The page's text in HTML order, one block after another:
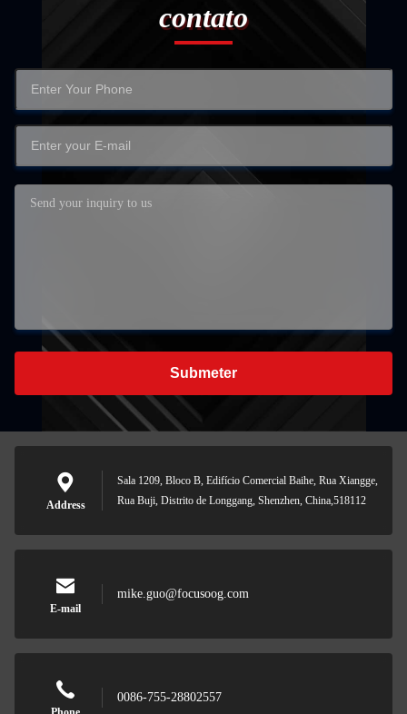
contato
Submeter
Address
Sala 1209, Bloco B, Edifício Comercial Baihe, Rua Xiangge,
Rua Buji, Distrito de Longgang, Shenzhen, China,518112
E-mail
mike.guo@focusoog.com
0086-755-28802557